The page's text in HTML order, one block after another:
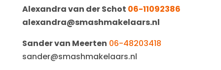
Alexandra van der Schot 06-11092386
alexandra@smashmakelaars.nl
Sander van Meerten 06-48203418
sander@smashmakelaars.nl